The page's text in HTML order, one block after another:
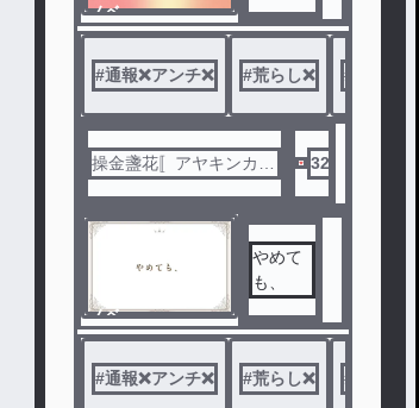
ノベ
ル
#通報❌アンチ❌ #荒らし❌️ #
操金盞花〚アヤキンカソ
32
ノベ
ル
やめて
も、
#通報❌アンチ❌ #荒らし❌️ #